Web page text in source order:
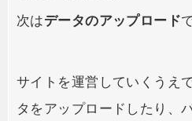
次はデータのアップロード
サイトを運営していくうえ
タをアップロードしたり、